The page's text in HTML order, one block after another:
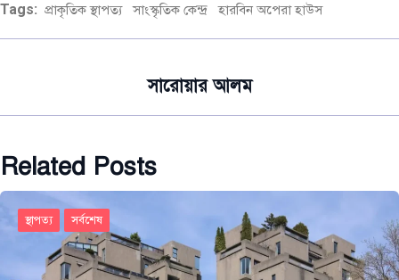
Tags: প্রাকৃতিক স্থাপত্য সাংস্কৃতিক কেন্দ্র হারবিন অপেরা হাউস
সারোয়ার আলম
Related Posts
স্থাপত্য সর্বশেষ